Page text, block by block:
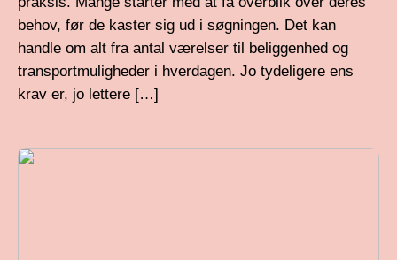
behov, før de kaster sig ud i søgningen. Det kan
handle om alt fra antal værelser til beliggenhed og
transportmuligheder i hverdagen. Jo tydeligere ens
krav er, jo lettere […]